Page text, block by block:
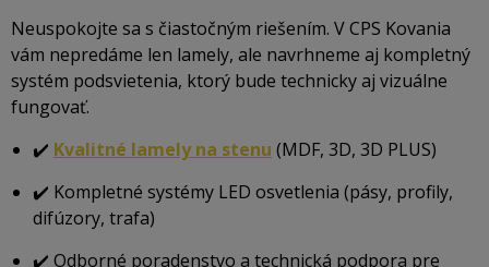
Neuspokojte sa s čiastočným riešením. V CPS Kovania
vám nepredáme len lamely, ale navrhneme aj kompletný
systém podsvietenia, ktorý bude technicky aj vizuálne
fungovať.
✔️ Kvalitné lamely na stenu (MDF, 3D, 3D PLUS)
✔️ Kompletné systémy LED osvetlenia (pásy, profily,
difúzory, trafa)
✔️ Odborné poradenstvo a technická podpora pre